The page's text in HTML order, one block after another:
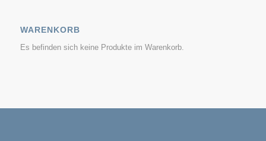
WARENKORB
Es befinden sich keine Produkte im Warenkorb.